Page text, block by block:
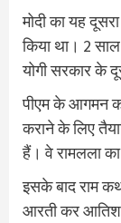
मोदी का यह
किया था। 2
योगी सरकार के
पीएम के आगमन को
कराने के लिए
हैं। वे रामलला
इसके बाद राम
आरती कर